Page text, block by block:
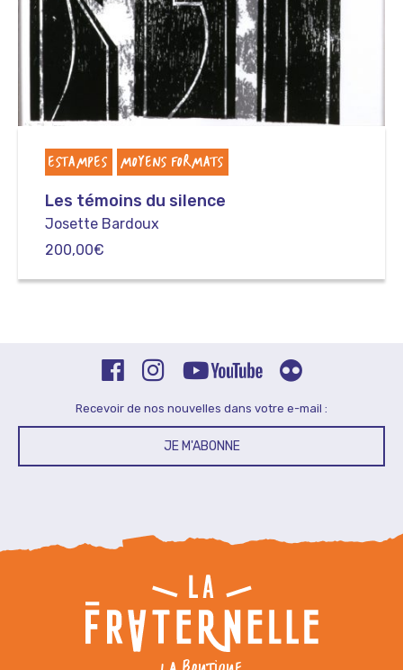
ESTAMPES MOYENS FORMATS
Les témoins du silence
Josette Bardoux
200,00€
Recevoir de nos nouvelles dans votre e-mail :
JE M'ABONNE